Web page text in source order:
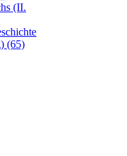
(65)